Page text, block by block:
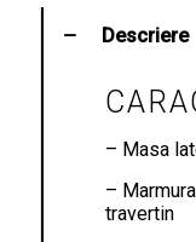
Descriere
– Masa
–
travertin